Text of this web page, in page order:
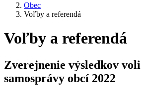
Obec
Voľby a referendá
Voľby a referendá
Zverejnenie výsledkov
samosprávy obcí 2022